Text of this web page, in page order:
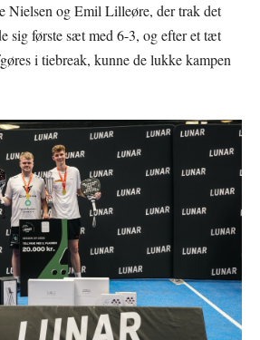
Nielsen og Emil Lilleøre, der trak det
sig første sæt med 6-3, og efter et tæt
i tiebreak, kunne de lukke kampen